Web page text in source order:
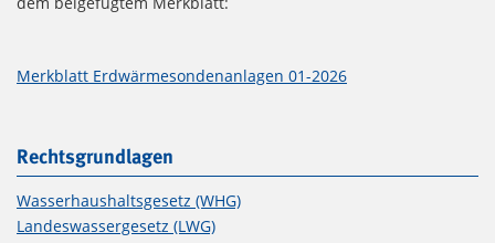
Merkblatt Erdwärmesondenanlagen 01-2026
Rechtsgrundlagen
Wasserhaushaltsgesetz (WHG)
Landeswassergesetz (LWG)